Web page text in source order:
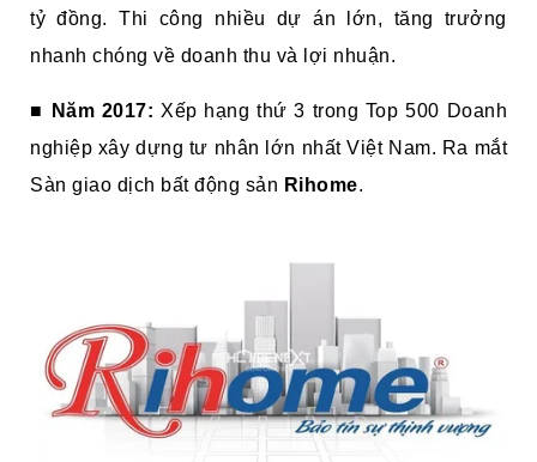
tỷ đồng. Thi công nhiều dự án lớn, tăng trưởng
nhanh chóng về doanh thu và lợi nhuận.
■ Năm 2017: Xếp hạng thứ 3 trong Top 500 Doanh
nghiệp xây dựng tư nhân lớn nhất Việt Nam. Ra mắt
Sàn giao dịch bất động sản Rihome.